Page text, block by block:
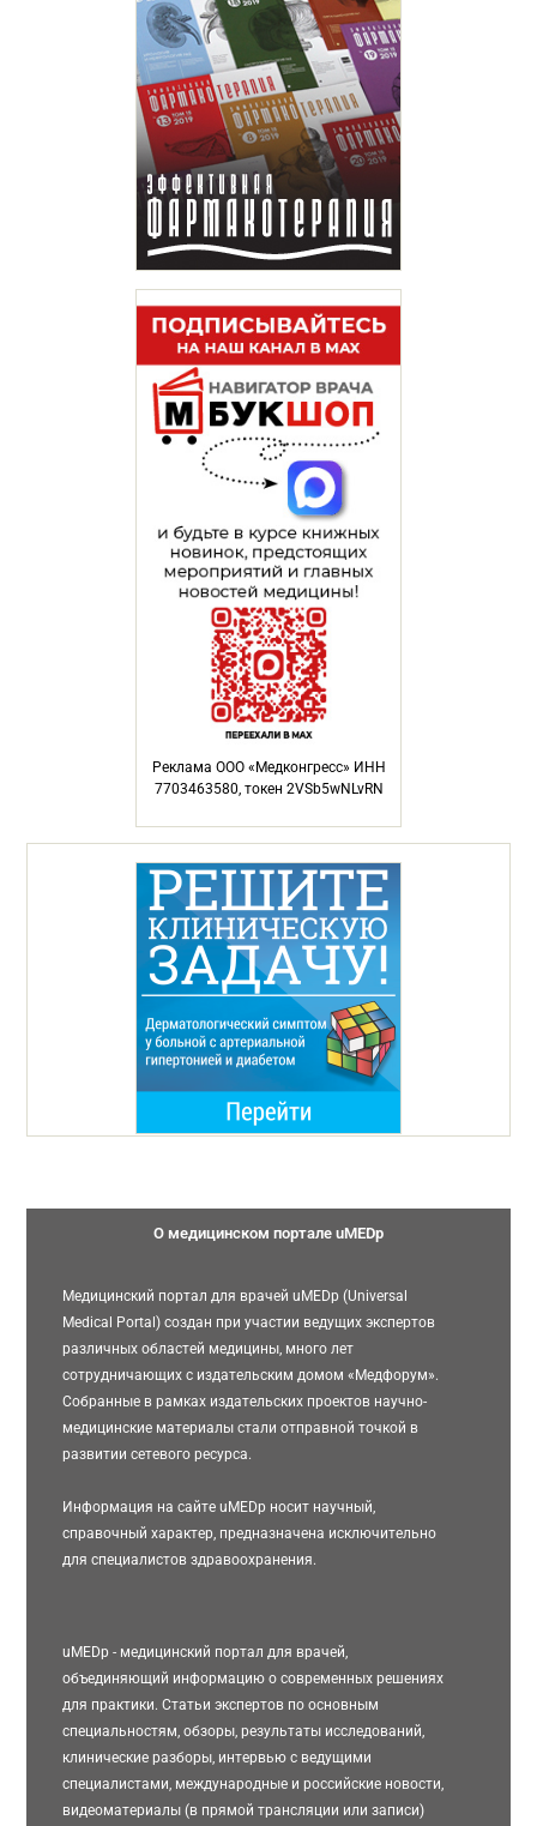
Реклама ООО «Медконгресс» ИНН
7703463580, токен 2VSb5wNLvRN
О медицинском портале uMEDp
Медицинский портал для врачей uMEDp (Universal
Medical Portal) создан при участии ведущих экспертов
различных областей медицины, много лет
сотрудничающих с издательским домом «Медфорум».
Собранные в рамках издательских проектов научно-
медицинские материалы стали отправной точкой в
развитии сетевого ресурса.
Информация на сайте uMEDp носит научный,
справочный характер, предназначена исключительно
для специалистов здравоохранения.
uMEDp - медицинский портал для врачей,
объединяющий информацию о современных решениях
для практики. Статьи экспертов по основным
специальностям, обзоры, результаты исследований,
клинические разборы, интервью с ведущими
специалистами, международные и российские новости,
видеоматериалы (в прямой трансляции или записи)